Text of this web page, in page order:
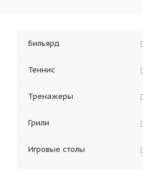
Бильярд
Теннис
Тренажеры
Грили
Игровые столы